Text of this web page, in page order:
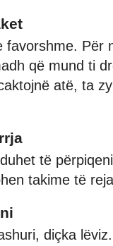
favorshme. Për
që mund ti
atë, ta
të
takime të
diçka